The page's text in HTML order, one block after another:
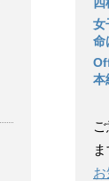
女
命
本